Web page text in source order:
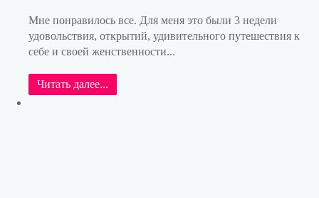
Мне понравилось все. Для меня это были 3 недели
удовольствия, открытий, удивительного путешествия к
себе и своей женственности...
Читать далее...